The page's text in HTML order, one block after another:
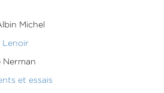
Michel
Lenoir
et essais